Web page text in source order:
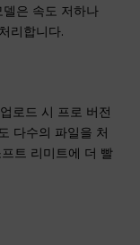
은 속도 저하나
리합니다.
로드 시 프로 버전
다수의 파일을 처
트 리미트에 더 빨